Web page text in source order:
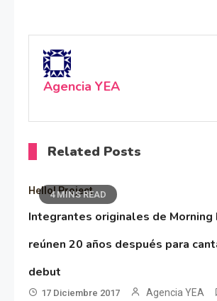
Agencia YEA
Related Posts
4 MINS READ
Hello! Project
Integrantes originales de Morning
reúnen 20 años después para
debut
17 Diciembre 2017 Agencia YEA